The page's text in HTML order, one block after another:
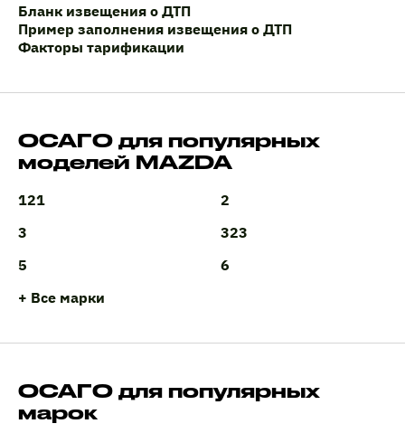
Бланк извещения о ДТП
Пример заполнения извещения о ДТП
Факторы тарификации
ОСАГО для популярных
моделей MAZDA
121
2
3
323
5
6
+ Все марки
ОСАГО для популярных
марок